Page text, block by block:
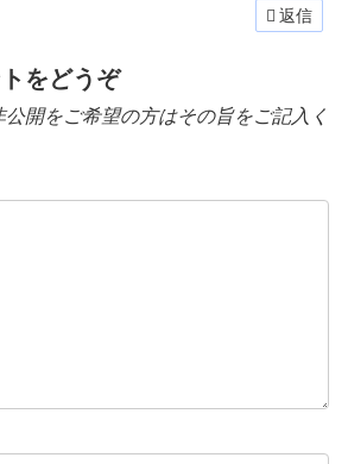
返信
をどうぞ
をご希望の方はその旨をご記入く